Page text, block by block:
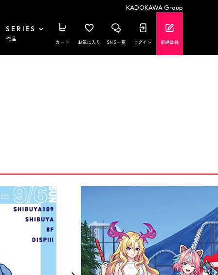
KADOKAWA Group
SERIES
作品 カート お気に入り SNS一覧 ログイン 新規登録